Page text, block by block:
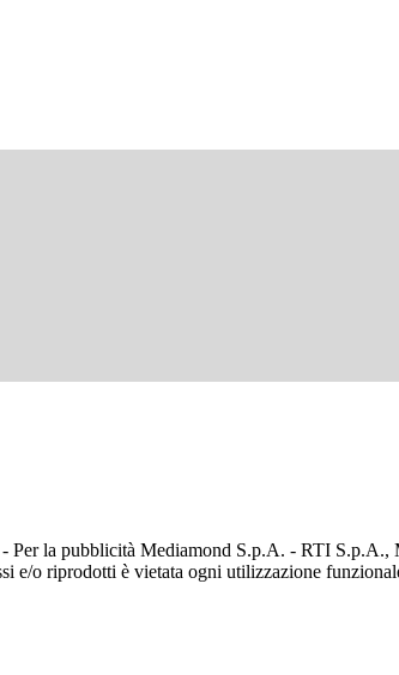
la pubblicità Mediamond S.p.A. - RTI S.p.A.,
e/o riprodotti è vietata ogni utilizzazione